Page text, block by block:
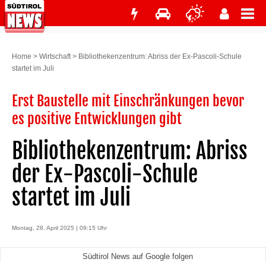
Home > Wirtschaft> Bibliothekenzentrum: Abriss der Ex-Pascoli-Schule
startet im Juli
Erst Baustelle mit Einschränkungen bevor
es positive Entwicklungen gibt
Bibliothekenzentrum: Abriss
der Ex-Pascoli-Schule
startet im Juli
Montag, 28. April 2025 | 09:15 Uhr
Südtirol News auf Google folgen